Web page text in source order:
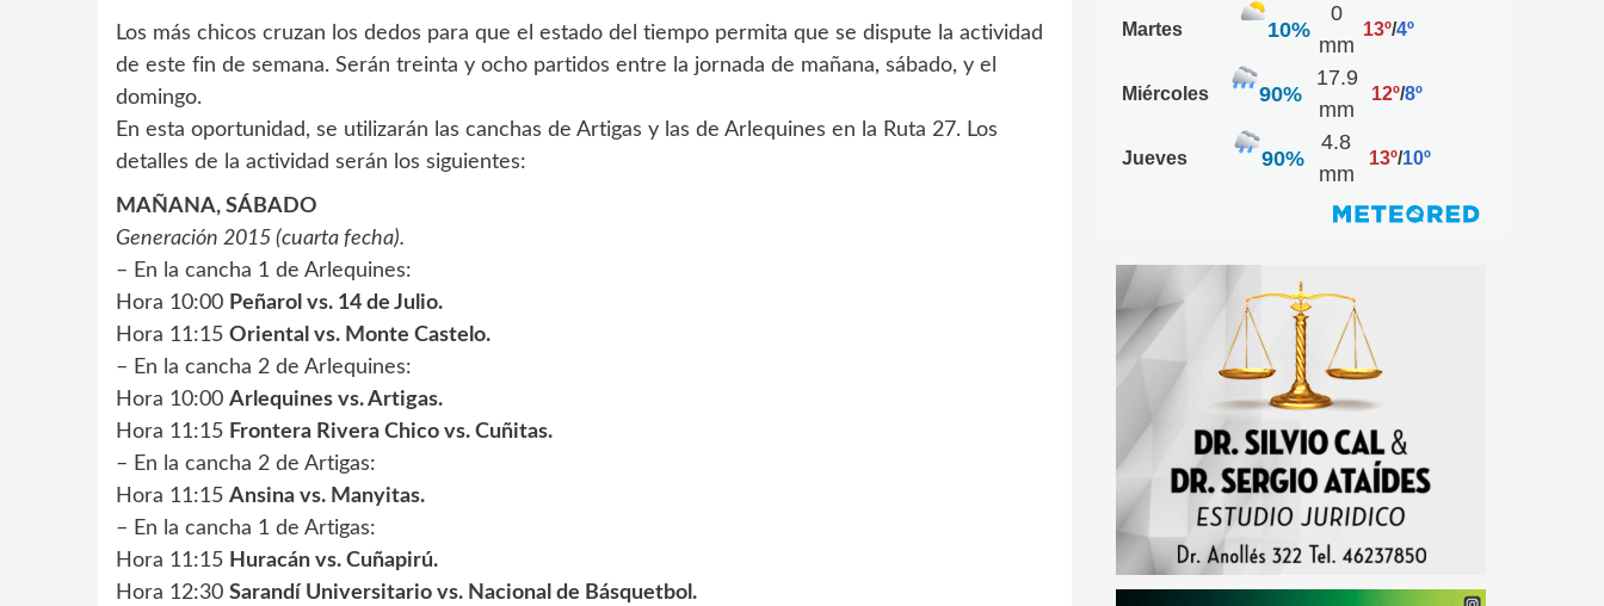
Los más chicos cruzan los dedos para que el estado del tiempo permita que se dispute la actividad
de este fin de semana. Serán treinta y ocho partidos entre la jornada de mañana, sábado, y el
domingo.
En esta oportunidad, se utilizarán las canchas de Artigas y las de Arlequines en la Ruta 27. Los
detalles de la actividad serán los siguientes:
MAÑANA, SÁBADO
Generación 2015 (cuarta fecha).
– En la cancha 1 de Arlequines:
Hora 10:00 Peñarol vs. 14 de Julio.
Hora 11:15 Oriental vs. Monte Castelo.
– En la cancha 2 de Arlequines:
Hora 10:00 Arlequines vs. Artigas.
Hora 11:15 Frontera Rivera Chico vs. Cuñitas.
– En la cancha 2 de Artigas:
Hora 11:15 Ansina vs. Manyitas.
– En la cancha 1 de Artigas:
Hora 11:15 Huracán vs. Cuñapirú.
Hora 12:30 Sarandí Universitario vs. Nacional de Básquetbol.
Martes 10%
0
mm
13º/4º
Miércoles 90%
17.9
mm
12º/8º
Jueves 90%
4.8
mm
13º/10º